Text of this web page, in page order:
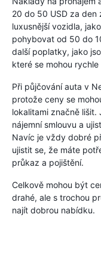
20 do 50 USD za den
luxusnější vozidla,
pohybovat od 50 do
další poplatky, jako
které se mohou rychle
Při půjčování auta v
protože ceny se
lokalitami značně
nájemní smlouvu a
Navíc je vždy dobré
ujistit se, že máte
průkaz a pojištění.
Celkově mohou být
drahé, ale s trochou
najít dobrou nabídku.